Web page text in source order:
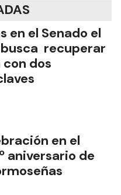
en el Senado el
recuperar
dos
en el
aniversario de